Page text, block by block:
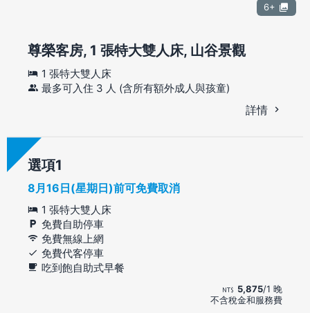
6+
尊榮客房, 1 張特大雙人床, 山谷景觀
1 張特大雙人床
最多可入住 3 人 (含所有額外成人與孩童)
詳情
選項
8月16日(星期日)前可免費取消
1 張特大雙人床
免費自助停車
免費無線上網
免費代客停車
吃到飽自助式早餐
5,875/1 晚
不含稅金和服務費